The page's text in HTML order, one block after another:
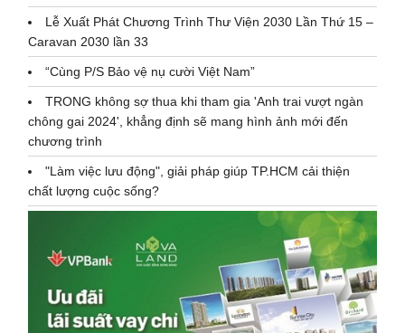
Lễ Xuất Phát Chương Trình Thư Viện 2030 Lần Thứ 15 –
Caravan 2030 lần 33
“Cùng P/S Bảo vệ nụ cười Việt Nam”
TRONG không sợ thua khi tham gia 'Anh trai vượt ngàn
chông gai 2024', khẳng định sẽ mang hình ảnh mới đến
chương trình
"Làm việc lưu động", giải pháp giúp TP.HCM cải thiện
chất lượng cuộc sống?